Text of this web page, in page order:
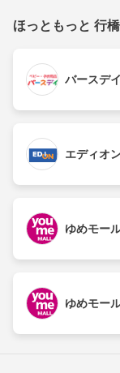
ほっともっと 行
バースデ
エディオ
ゆめモー
ゆめモール